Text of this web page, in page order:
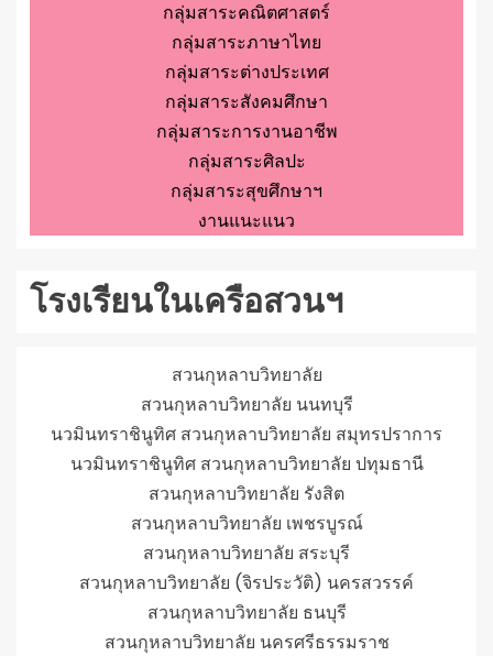
กลุ่มสาระคณิตศาสตร์
กลุ่มสาระภาษาไทย
กลุ่มสาระต่างประเทศ
กลุ่มสาระสังคมศึกษา
กลุ่มสาระการงานอาชีพ
กลุ่มสาระศิลปะ
กลุ่มสาระสุขศึกษาฯ
งานแนะแนว
โรงเรียนในเครือสวนฯ
สวนกุหลาบวิทยาลัย
สวนกุหลาบวิทยาลัย นนทบุรี
นวมินทราชินูทิศ สวนกุหลาบวิทยาลัย สมุทรปราการ
นวมินทราชินูทิศ สวนกุหลาบวิทยาลัย ปทุมธานี
สวนกุหลาบวิทยาลัย รังสิต
สวนกุหลาบวิทยาลัย เพชรบูรณ์
สวนกุหลาบวิทยาลัย สระบุรี
สวนกุหลาบวิทยาลัย (จิรประวัติ) นครสวรรค์
สวนกุหลาบวิทยาลัย ธนบุรี
สวนกุหลาบวิทยาลัย นครศรีธรรมราช